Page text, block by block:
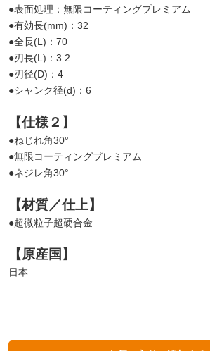
●表面処理：無限コーティングプレミアム
●有効長(mm)：32
●全長(L)：70
●刃長(L)：3.2
●刃径(D)：4
●シャンク径(d)：6
【仕様２】
●ねじれ角30°
●無限コーティングプレミアム
●ネジレ角30°
【材質／仕上】
●超微粒子超硬合金
【原産国】
日本